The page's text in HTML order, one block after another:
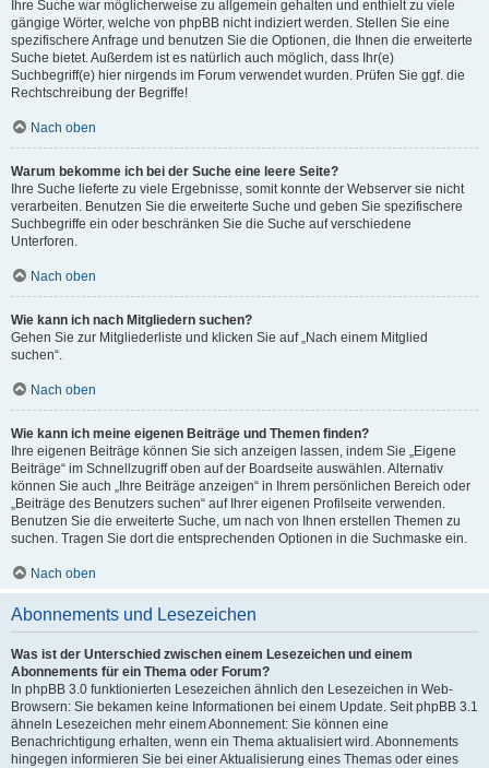
Ihre Suche war möglicherweise zu allgemein gehalten und enthielt zu viele
gängige Wörter, welche von phpBB nicht indiziert werden. Stellen Sie eine
spezifischere Anfrage und benutzen Sie die Optionen, die Ihnen die erweiterte
Suche bietet. Außerdem ist es natürlich auch möglich, dass Ihr(e)
Suchbegriff(e) hier nirgends im Forum verwendet wurden. Prüfen Sie ggf. die
Rechtschreibung der Begriffe!
Nach oben
Warum bekomme ich bei der Suche eine leere Seite?
Ihre Suche lieferte zu viele Ergebnisse, somit konnte der Webserver sie nicht
verarbeiten. Benutzen Sie die erweiterte Suche und geben Sie spezifischere
Suchbegriffe ein oder beschränken Sie die Suche auf verschiedene
Unterforen.
Nach oben
Wie kann ich nach Mitgliedern suchen?
Gehen Sie zur Mitgliederliste und klicken Sie auf „Nach einem Mitglied
suchen“.
Nach oben
Wie kann ich meine eigenen Beiträge und Themen finden?
Ihre eigenen Beiträge können Sie sich anzeigen lassen, indem Sie „Eigene
Beiträge“ im Schnellzugriff oben auf der Boardseite auswählen. Alternativ
können Sie auch „Ihre Beiträge anzeigen“ in Ihrem persönlichen Bereich oder
„Beiträge des Benutzers suchen“ auf Ihrer eigenen Profilseite verwenden.
Benutzen Sie die erweiterte Suche, um nach von Ihnen erstellen Themen zu
suchen. Tragen Sie dort die entsprechenden Optionen in die Suchmaske ein.
Nach oben
Abonnements und Lesezeichen
Was ist der Unterschied zwischen einem Lesezeichen und einem
Abonnements für ein Thema oder Forum?
In phpBB 3.0 funktionierten Lesezeichen ähnlich den Lesezeichen in Web-
Browsern: Sie bekamen keine Informationen bei einem Update. Seit phpBB 3.1
ähneln Lesezeichen mehr einem Abonnement: Sie können eine
Benachrichtigung erhalten, wenn ein Thema aktualisiert wird. Abonnements
hingegen informieren Sie bei einer Aktualisierung eines Themas oder eines